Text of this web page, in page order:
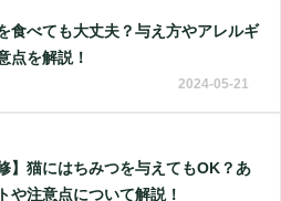
食べても大丈夫？与え方やアレルギ
点を解説！
2024-05-21
】猫にはちみつを与えてもOK？あ
や注意点について解説！